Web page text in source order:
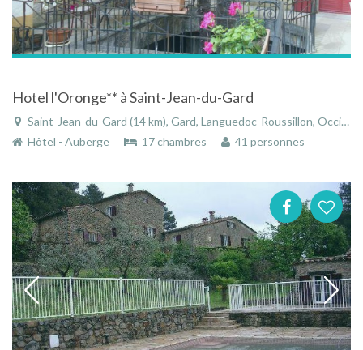
Hotel l'Oronge** à Saint-Jean-du-Gard
Saint-Jean-du-Gard (14 km), Gard, Languedoc-Roussillon, Occitanie, France
Hôtel - Auberge
17 chambres 41 personnes